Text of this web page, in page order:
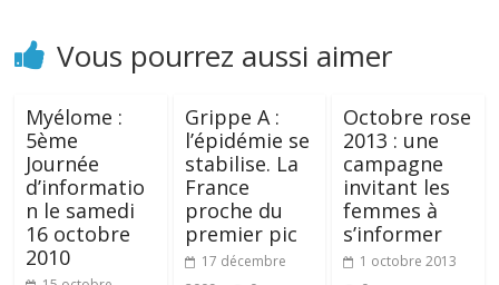
Vous pourrez aussi aimer
Myélome :
5ème
Journée
d’informatio
n le samedi
16 octobre
2010
Grippe A :
l’épidémie se
stabilise. La
France
proche du
premier pic
17 décembre
Octobre rose
2013 : une
campagne
invitant les
femmes à
s’informer
1 octobre 2013